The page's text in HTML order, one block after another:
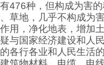
476种，但构成为害
草地，几乎不构成为
用，净化地表，增加
与国家经济建设和人
各行各业和人民生活